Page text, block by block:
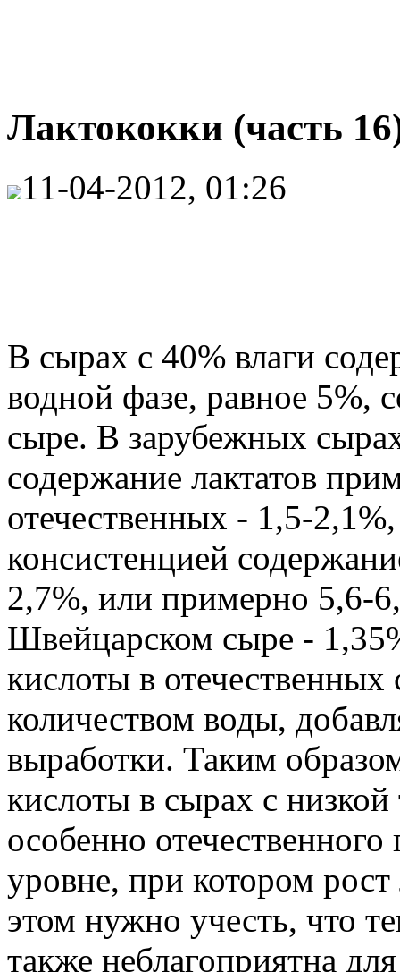
Лактококки (часть
11-04-2012, 01:26
В сырах с 40% влаги
водной фазе, равное 5%,
сыре. В зарубежных
содержание лактатов
отечественных - 1,5-
консистенцией
2,7%, или примерно 5,6-
Швейцарском сыре -
кислоты в
количеством воды,
выработки. Таким
кислоты в сырах с
особенно
уровне, при котором
этом нужно учесть, что
также неблагоприятна